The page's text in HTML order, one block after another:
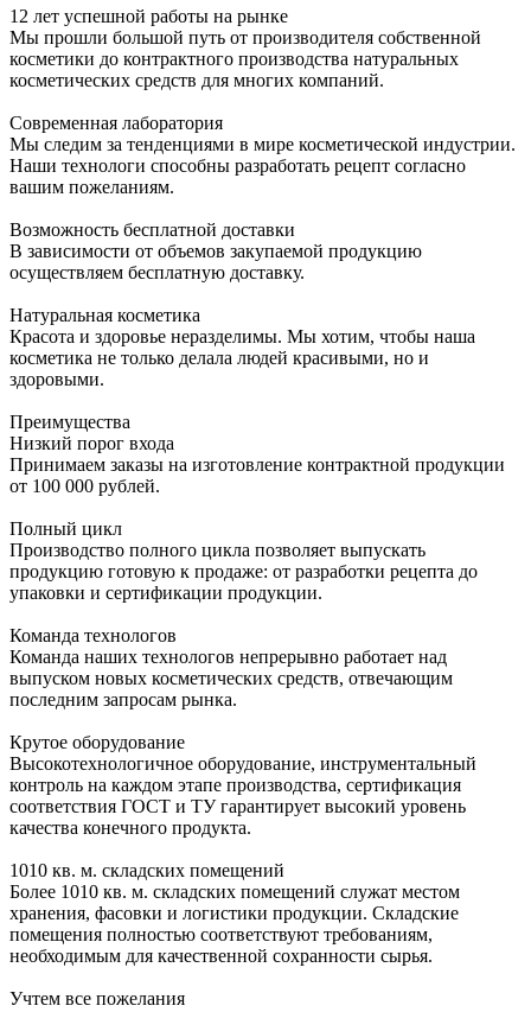
12 лет успешной работы на рынке
Мы прошли большой путь от производителя собственной
косметики до контрактного производства натуральных
косметических средств для многих компаний.
Современная лаборатория
Мы следим за тенденциями в мире косметической индустрии.
Наши технологи способны разработать рецепт согласно
вашим пожеланиям.
Возможность бесплатной доставки
В зависимости от объемов закупаемой продукцию
осуществляем бесплатную доставку.
Натуральная косметика
Красота и здоровье неразделимы. Мы хотим, чтобы наша
косметика не только делала людей красивыми, но и
здоровыми.
Преимущества
Низкий порог входа
Принимаем заказы на изготовление контрактной продукции
от 100 000 рублей.
Полный цикл
Производство полного цикла позволяет выпускать
продукцию готовую к продаже: от разработки рецепта до
упаковки и сертификации продукции.
Команда технологов
Команда наших технологов непрерывно работает над
выпуском новых косметических средств, отвечающим
последним запросам рынка.
Крутое оборудование
Высокотехнологичное оборудование, инструментальный
контроль на каждом этапе производства, сертификация
соответствия ГОСТ и ТУ гарантирует высокий уровень
качества конечного продукта.
1010 кв. м. складских помещений
Более 1010 кв. м. складских помещений служат местом
хранения, фасовки и логистики продукции. Складские
помещения полностью соответствуют требованиям,
необходимым для качественной сохранности сырья.
Учтем все пожелания